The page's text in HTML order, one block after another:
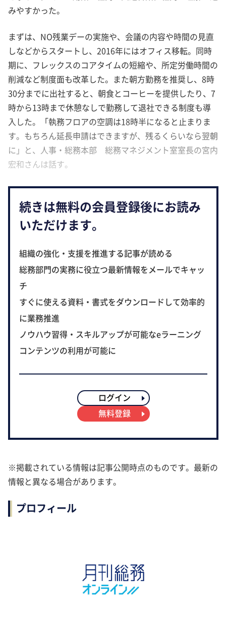
みやすかった。
まずは、NO残業デーの実施や、会議の内容や時間の見直
しなどからスタートし、2016年にはオフィス移転。同時
期に、フレックスのコアタイムの短縮や、所定労働時間の
削減など制度面も改革した。また朝方勤務を推奨し、8時
30分までに出社すると、朝食とコーヒーを提供したり、7
時から13時まで休憩なしで勤務して退社できる制度も導
入した。「執務フロアの空調は18時半になると止まりま
す。もちろん延長申請はできますが、残るくらいなら翌朝
に」と、人事・総務本部 総務マネジメント室室長の宮内
宏和さんは話す。
続きは無料の会員登録後にお読み
いただけます。
組織の強化・支援を推進する記事が読める
総務部門の実務に役立つ最新情報をメールでキャッ
チ
すぐに使える資料・書式をダウンロードして効率的
に業務推進
ノウハウ習得・スキルアップが可能なeラーニング
コンテンツの利用が可能に
ログイン
無料登録
※掲載されている情報は記事公開時点のものです。最新の
情報と異なる場合があります。
プロフィール